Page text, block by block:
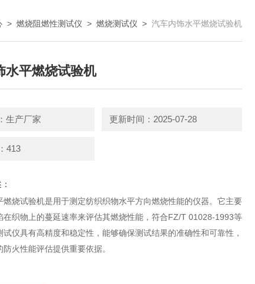
> 燃烧阻燃性测试仪 > 燃烧测试仪 > 汽车内饰水平燃烧试验机
水平燃烧试验机
生产厂家 更新时间：2025-07-28
413
燃烧试验机是用于测定纺织织物水平方向燃烧性能的仪器。它主要
在织物上的蔓延速率来评估其燃烧性能，符合FZ/T 01028-1993等
试仪具有高精度和稳定性，能够确保测试结果的准确性和可靠性，
火性能评估提供重要依据。